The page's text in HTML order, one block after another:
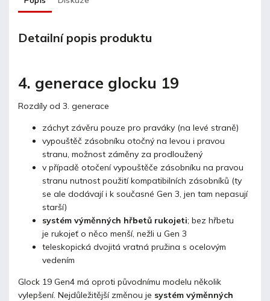
Detailní popis produktu
4. generace glocku 19
Rozdíly od 3. generace
záchyt závěru pouze pro praváky (na levé straně)
vypouštěč zásobníku otočný na levou i pravou
stranu, možnost záměny za prodloužený
v případě otočení vypouštěče zásobníku na pravou
stranu nutnost použití kompatibilních zásobníků (ty
se ale dodávají i k současné Gen 3, jen tam nepasují
starší)
systém výměnných hřbetů rukojeti; bez hřbetu
je rukojeť o něco menší, nežli u Gen 3
teleskopická dvojitá vratná pružina s ocelovým
vedením
Glock 19 Gen4 má oproti původnímu modelu několik
vylepšení. Nejdůležitější změnou je systém výměnných